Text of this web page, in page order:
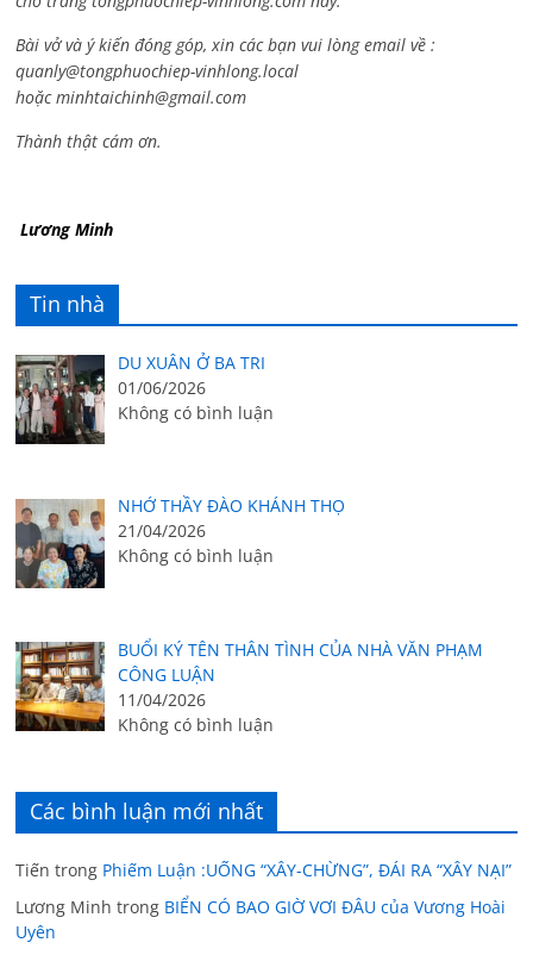
Bài vở và ý kiến đóng góp, xin các bạn vui lòng email về :
quanly@tongphuochiep-vinhlong.local
hoặcminhtaichinh@gmail.com
Thành thật cám ơn.
Lương Minh
Tin nhà
DU XUÂN Ở BA TRI
01/06/2026
Không có bình luận
NHỚ THẦY ĐÀO KHÁNH THỌ
21/04/2026
Không có bình luận
BUỔI KÝ TÊN THÂN TÌNH CỦA NHÀ VĂN PHẠM
CÔNG LUẬN
11/04/2026
Không có bình luận
Các bình luận mới nhất
Tiến trong Phiếm Luận :UỐNG “XÂY-CHỪNG”, ĐÁI RA “XÂY NẠI”
Lương Minh trong BIỂN CÓ BAO GIỜ VƠI ĐÂU của Vương Hoài
Uyên